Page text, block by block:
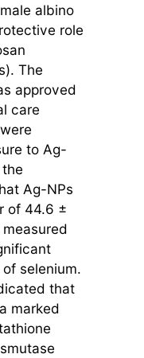
albino
role
The
approved
care
to Ag-
Ag-NPs
of 44.6 ±
selenium.
that
marked